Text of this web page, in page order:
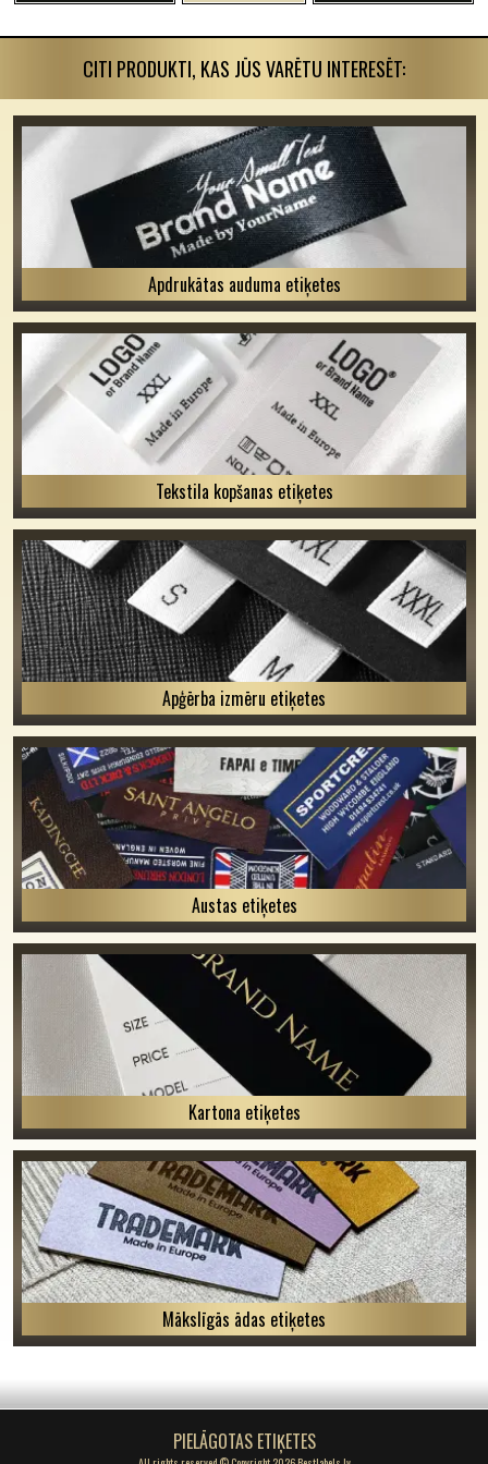
CITI PRODUKTI, KAS JŪS VARĒTU INTERESĒT:
Apdrukātas auduma etiķetes
Tekstila kopšanas etiķetes
Apģērba izmēru etiķetes
Austas etiķetes
Kartona etiķetes
Mākslīgās ādas etiķetes
PIELĀGOTAS ETIĶETES